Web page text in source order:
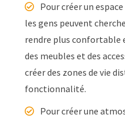
Pour créer un
les gens peuvent
rendre plus confortable
des meubles et des
créer des zones de vie
fonctionnalité.
Pour créer une